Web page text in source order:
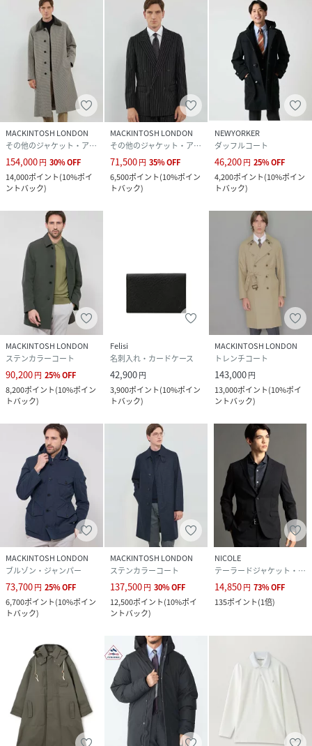
MACKINTOSH LONDON
その他のジャケット・アウター
154,000円 30%OFF
14,000ポイント(10%ポイ
ントバック)
MACKINTOSH LONDON
その他のジャケット・アウター
71,500円 35%OFF
6,500ポイント(10%ポイン
トバック)
NEWYORKER
ダッフルコート
46,200円 25%OFF
4,200ポイント(10%ポイン
トバック)
MACKINTOSH LONDON
ステンカラーコート
90,200円 25%OFF
8,200ポイント(10%ポイン
トバック)
Felisi
名刺入れ・カードケース
42,900円
3,900ポイント(10%ポイン
トバック)
MACKINTOSH LONDON
トレンチコート
143,000円
13,000ポイント(10%ポイ
ントバック)
MACKINTOSH LONDON
ブルゾン・ジャンパー
73,700円 25%OFF
6,700ポイント(10%ポイン
トバック)
MACKINTOSH LONDON
ステンカラーコート
137,500円 30%OFF
12,500ポイント(10%ポイ
ントバック)
NICOLE
テーラードジャケット・ブレザー
14,850円 73%OFF
135ポイント(1倍)